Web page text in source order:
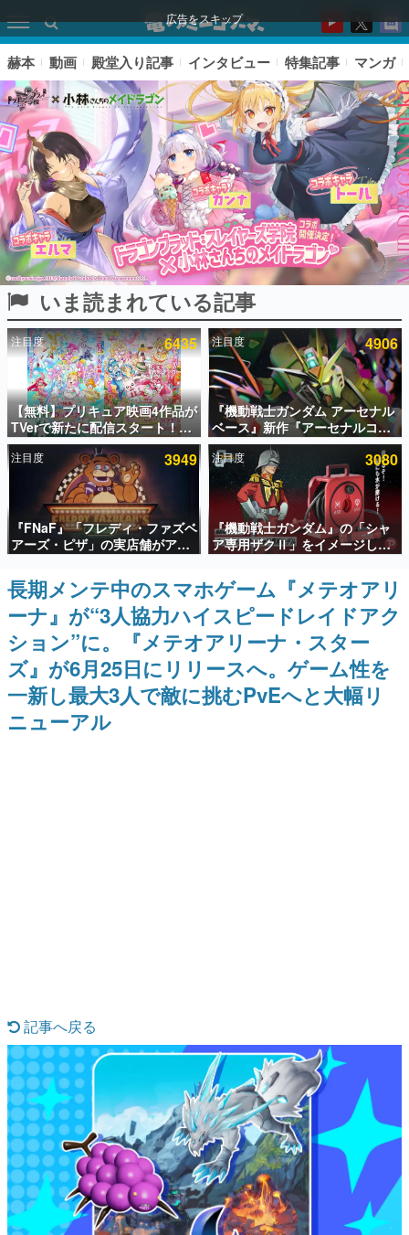
広告をスキップ
ピックアップ
電ファミのいま読まれている記事ランキング
アプリセール情報
インタビュー
連載・特集一覧
殿堂入り記事
SNS拡散数が数千以上！ ページビュー数万以上！ などな
ど。多くの人々に読まれた、電ファミ渾身の“殿堂入り”記
事をまとめました。
ゲームの企画書
名作ゲームクリエイターの方々に製作時のエピソードをお
聞きし、ヒットする企画（ゲーム）とは何か？を探ってい
きます。
赫本
この物語を解いてはいけない。『赫本』は、〈試験問題〉
の形をした短編ホラー小説集です。
新世代に訊く
具体的な形から解き明かしていく、硬派で骨太な評論連載
ゲームが変えた日本語
「経験値」「裏技」「ラスボス」… ゲームにまつわる言葉
の起源や用法の変遷を、コンピューター文化史研究家・タ
イニーP氏が徹底調査。
カテゴリ
特集記事
赫本 動画 殿堂入り記事 インタビュー 特集記事 マンガ
いま読まれている記事
注目度 6435
【無料】プリキュア映画4作品が
TVerで新たに配信スタート！な
んと2018年～2024年の映画ほぼ
すべてが見放題に、ぶっちゃけ
ありえないラインナップ
注目度 4906
『機動戦士ガンダム アーセナル
ベース』新作『アーセナルコマ
ンダー』発表！8月28日からオ
ープンベータテスト開催、2027
年2月下旬に稼働予定
注目度 3949
『FNaF』「フレディ・ファズベ
アーズ・ピザ」の実店舗がアメ
リカの商業施設「American
Dream」に2027年オープン！
ScottGamesとの共同開発、食
事だけでなくステージショーや
没入型のホラー体験も楽しめる
注目度 3080
『機動戦士ガンダム』の「シャ
ア専用ザクⅡ」をイメージした
散水ホースリールが予約開始。
本体にはシャアのパーソナルマ
ークやジオン公国軍のエンブレ
ム、型式番号などを配置
長期メンテ中のスマホゲーム『メテオアリ
ーナ』が“3人協力ハイスピードレイドアク
ション”に。『メテオアリーナ・スター
ズ』が6月25日にリリースへ。ゲーム性を
一新し最大3人で敵に挑むPvEへと大幅リ
ニューアル
記事へ戻る